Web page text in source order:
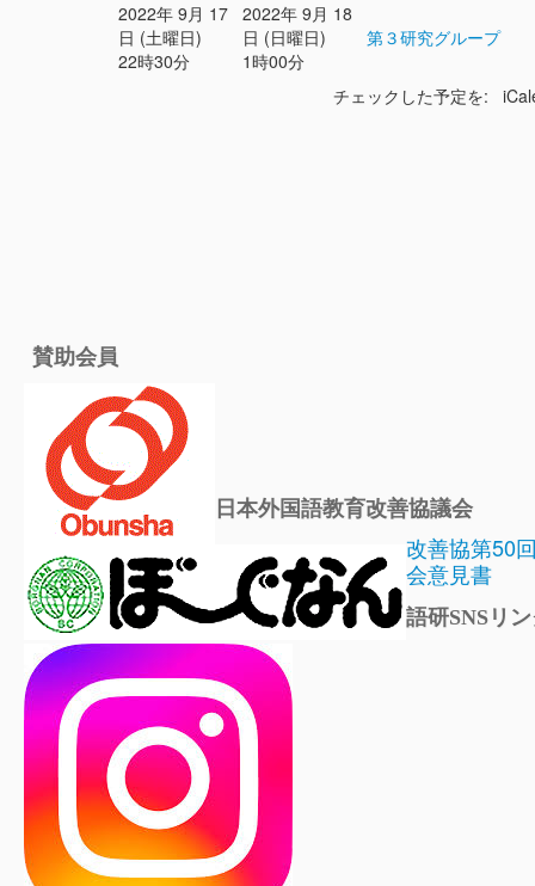
2022年 9月 17
日 (土曜日)
22時30分
2022年 9月 18
日 (日曜日)
1時00分
第３研究グループ
チェックした予定を:
賛助会員
日本外国語教育改善協議会
改善協第50
会意見書
語研SNSリ